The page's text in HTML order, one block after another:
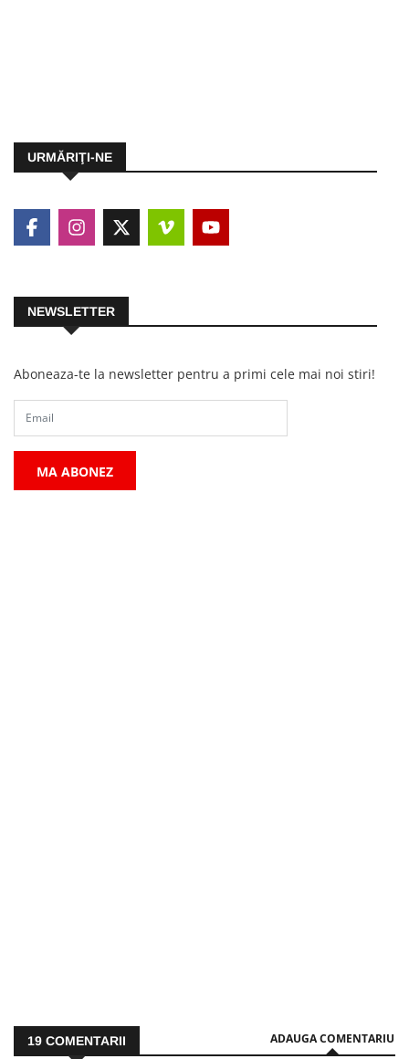
URMĂRIŢI-NE
NEWSLETTER
Aboneaza-te la newsletter pentru a primi cele mai noi stiri!
MA ABONEZ
19 COMENTARII ADAUGA COMENTARIU